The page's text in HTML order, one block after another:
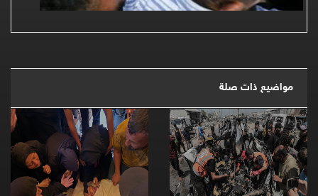
مواضيع ذات صلة